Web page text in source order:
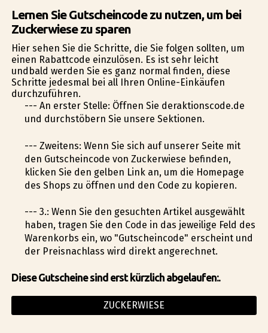
Lernen Sie Gutscheincode zu nutzen, um bei
Zuckerwiese zu sparen
Hier sehen Sie die Schritte, die Sie folgen sollten, um
einen Rabattcode einzulösen. Es ist sehr leicht
undbald werden Sie es ganz normal finden, diese
Schritte jedesmal bei all Ihren Online-Einkäufen
durchzuführen.
--- An erster Stelle: Öffnen Sie deraktionscode.de
und durchstöbern Sie unsere Sektionen.
--- Zweitens: Wenn Sie sich auf unserer Seite mit
den Gutscheincode von Zuckerwiese befinden,
klicken Sie den gelben Link an, um die Homepage
des Shops zu öffnen und den Code zu kopieren.
--- 3.: Wenn Sie den gesuchten Artikel ausgewählt
haben, tragen Sie den Code in das jeweilige Feld des
Warenkorbs ein, wo "Gutscheincode" erscheint und
der Preisnachlass wird direkt angerechnet.
Diese Gutscheine sind erst kürzlich abgelaufen:.
ZUCKERWIESE